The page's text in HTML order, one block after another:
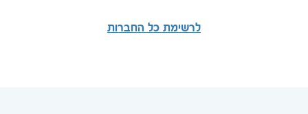
לרשימת כל החברות